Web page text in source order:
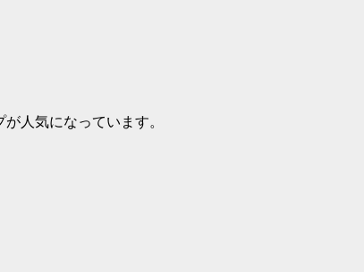
人気になっています。